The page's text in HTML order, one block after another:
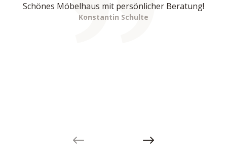
Schönes Möbelhaus mit persönlicher Beratung!
Konstantin Schulte
Next slide